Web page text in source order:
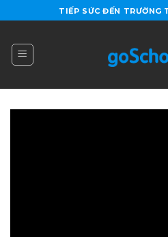
to
content
TIẾP SỨC ĐẾN TRƯỜNG